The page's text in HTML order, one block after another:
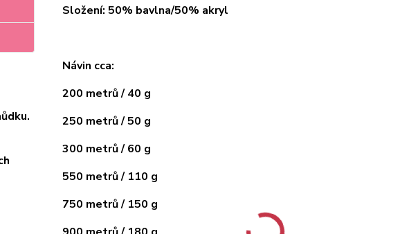
Složení: 50% bavlna/50% akryl
Návin cca:
200 metrů / 40 g
250 metrů / 50 g
300 metrů / 60 g
550 metrů / 110 g
750 metrů / 150 g